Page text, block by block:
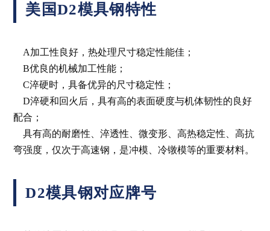
美国D2模具钢特性
A加工性良好，热处理尺寸稳定性能佳；
B优良的机械加工性能；
C淬硬时，具备优异的尺寸稳定性；
D淬硬和回火后，具有高的表面硬度与机体韧性的良好
配合；
具有高的耐磨性、淬透性、微变形、高热稳定性、高抗
弯强度，仅次于高速钢，是冲模、冷镦模等的重要材料。
D2模具钢对应牌号